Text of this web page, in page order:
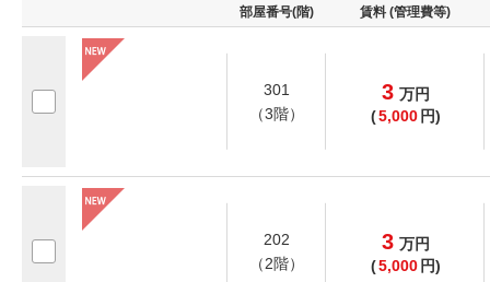
部屋番号(階) 賃料 (管理費等)
301
（3階）
3 万円
(5,000 円)
202
（2階）
3 万円
(5,000 円)